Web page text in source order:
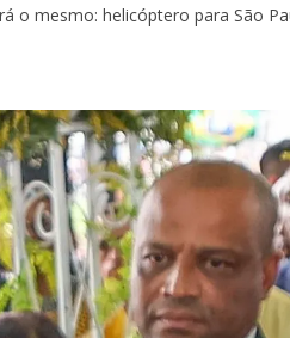
o mesmo: helicóptero para São